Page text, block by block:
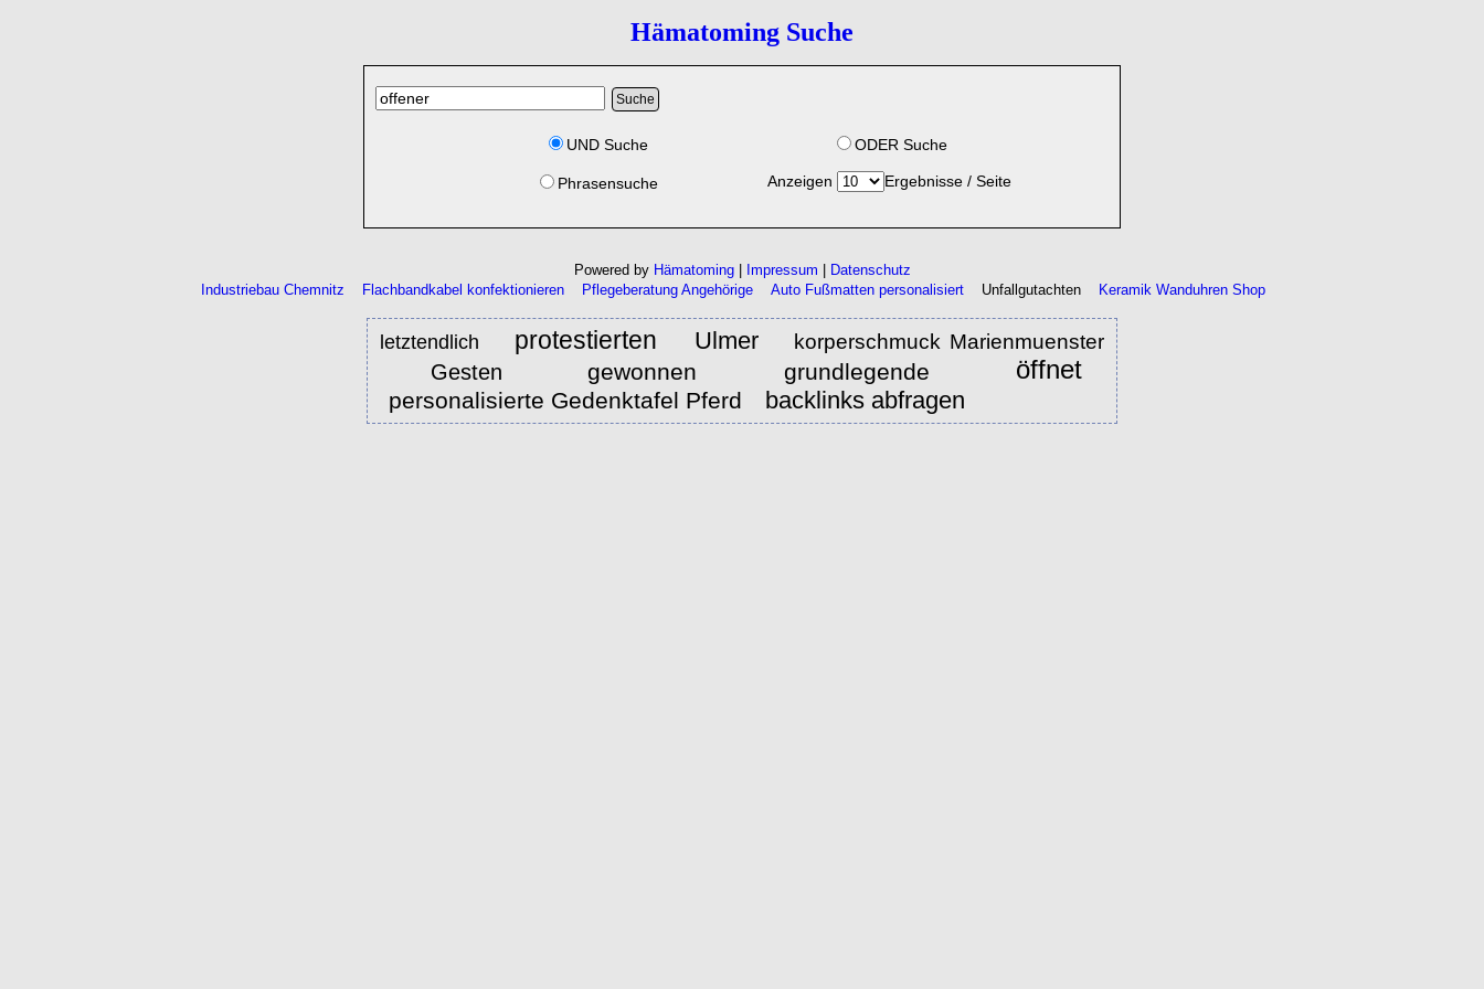
Hämatoming Suche
UND Suche
Phrasensuche
ODER Suche
Anzeigen Ergebnisse / Seite
Powered by Hämatoming| Impressum
Datenschutz
Industriebau Chemnitz
Flachbandkabel konfektionieren Pflegeberatung Angehörige Auto Fußmatten personalisiert Unfallgutachten Keramik Wanduhren Shop
letztendlich protestierten Ulmer korperschmuck Marienmuenster
Gesten gewonnen grundlegende öffnet
personalisierte Gedenktafel Pferd backlinks abfragen